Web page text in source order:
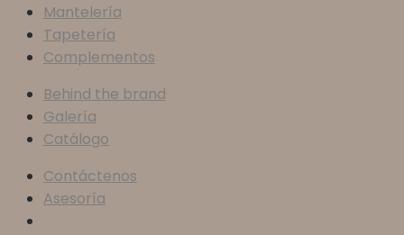
Mantelería
Tapetería
Complementos
Behind the brand
Galería
Catálogo
Contáctenos
Asesoría